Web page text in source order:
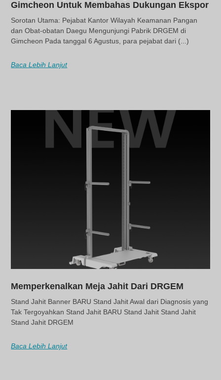
Gimcheon Untuk Membahas Dukungan Ekspor
Sorotan Utama: Pejabat Kantor Wilayah Keamanan Pangan
dan Obat-obatan Daegu Mengunjungi Pabrik DRGEM di
Gimcheon Pada tanggal 6 Agustus, para pejabat dari (...)
Baca Lebih Lanjut
Memperkenalkan Meja Jahit Dari DRGEM
Stand Jahit Banner BARU Stand Jahit Awal dari Diagnosis yang
Tak Tergoyahkan Stand Jahit BARU Stand Jahit Stand Jahit
Stand Jahit DRGEM
Baca Lebih Lanjut